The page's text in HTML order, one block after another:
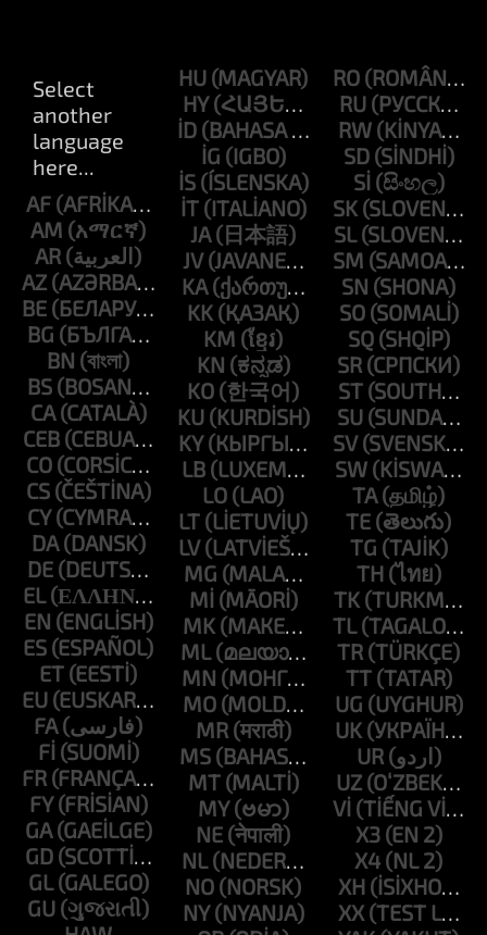
AF
AM
AR
AZ
BE
BG
BN
BS
CA
CEB
CO
CS
CY
DA
DE
EL
EN
ES
ET
EU
FA
FI
FR
FY
GA
GD
GL
GU
HU
HY
ID
IG
IS
IT
JA
JV
KA
KK
KM
KN
KO
KU
KY
LB
LO
LT
LV
MG
MI
MK
ML
MN
MO
MR
MS
MT
MY
NE
NL
NO
NY
RO
RU
RW
SD
SI
SK
SL
SM
SN
SO
SQ
SR
ST
SU
SV
SW
TA
TE
TG
TH
TK
TL
TR
TT
UG
UK
UR
UZ
VI
X3
X4
XH
XX